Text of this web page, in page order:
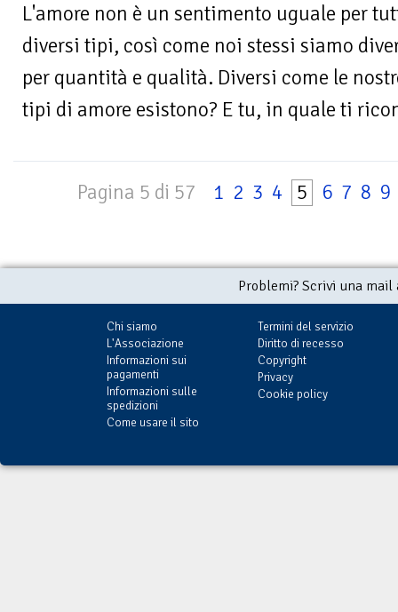
L'amore non è un sentimento uguale per
diversi tipi, così come noi stessi siamo
per quantità e qualità. Diversi come le
tipi di amore esistono? E tu, in quale ti
Pagina 5 di 57 1 2 3 4 5 6 7 8 9
Problemi? Scrivi una
Chi siamo
L'Associazione
Informazioni sui
pagamenti
Informazioni sulle
spedizioni
Come usare il sito
Termini del servizio
Diritto di recesso
Copyright
Privacy
Cookie policy